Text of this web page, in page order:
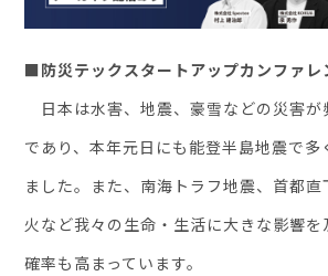
■防災テックスタートアップカンファレ
日本は水害、地震、豪雪などの災害が
であり、本年元日にも能登半島地震で多
ました。また、南海トラフ地震、首都
火など我々の生命・生活に大きな影響
確率も高まっています。